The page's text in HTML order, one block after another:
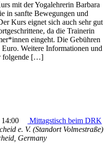
mit der Yogalehrerin Barbara
in sanfte Bewegungen und
Kurs eignet sich auch sehr gut
da die Trainerin
eingeht. Die Gebühren
Weitere Informationen und
folgende […]
14:00
Mittagstisch beim DRK
e. V. (Standort Volmestraße)
Germany